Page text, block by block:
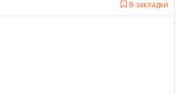
В закладки